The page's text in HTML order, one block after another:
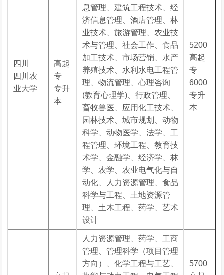
四川
四川农
业大学
高起
专
专升
本
息管理、建筑工程技术、经
济信息管理、酒店管理、林
业技术、旅游管理、农业技
术与管理、社会工作、食品
加工技术、市场营销、水产
养殖技术、水利水电工程管
理、物流管理、心理咨询
(教育心理学)、行政管理、
畜牧兽医、应用化工技术、
园林技术、城市规划、动物
科学、动物医学、法学、工
程管理、环境工程、教育技
术学、金融学、经济学、林
学、农学、农业电气化与自
动化、人力资源管理、食品
科学与工程、土地资源管
理、土木工程、药学、艺术
设计
5200
高起
专
6000
专升
本
人力资源管理、药学、工商
管理、管理科学（项目管理
方向）、化学工程与工艺、
5700